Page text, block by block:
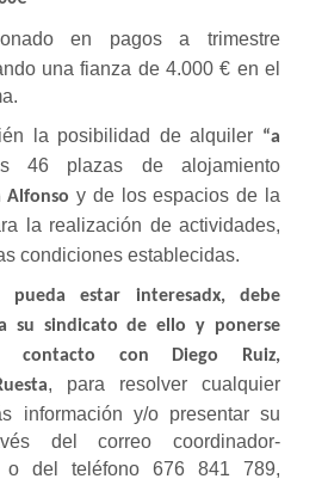
CGT #2: Sobre la cura de menors
CGT #3: Acomiadaments i
CGT #4: Suspensions temporals
CGT #5: Prevenció de riscos
d’urgència del RDL 8/2020 de
d’urgència del RDL 8/2020 de
essencials
en pagos a trimestre
una fianza de 4.000 € en el
la posibilidad de alquiler “a
46 plazas de alojamiento
Alfonsoy de los espacios de la
la realización de actividades,
condiciones establecidas.
pueda estar interesadx, debe
su sindicato de ello y ponerse
contacto con Diego Ruiz,
, para resolver cualquier
información y/o presentar su
del correo coordinador-
o del teléfono 676 841 789,